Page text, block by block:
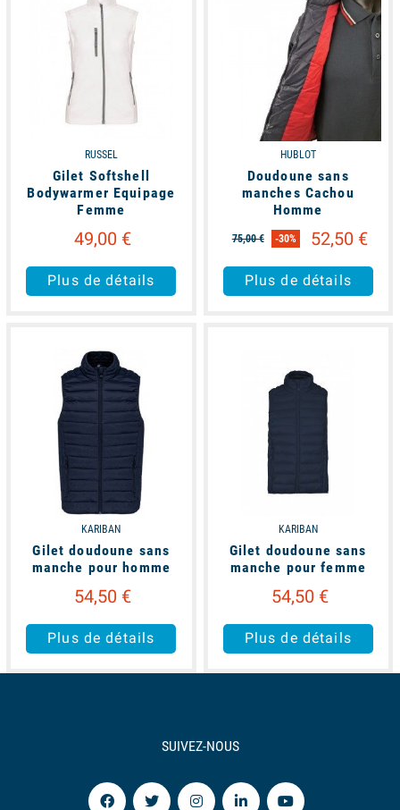
RUSSEL
Gilet Softshell
Bodywarmer Equipage
Femme
49,00 €
Plus de détails
HUBLOT
Doudoune sans
manches Cachou
Homme
75,00 € -30% 52,50 €
Plus de détails
KARIBAN
Gilet doudoune sans
manche pour homme
54,50 €
Plus de détails
KARIBAN
Gilet doudoune sans
manche pour femme
54,50 €
Plus de détails
SUIVEZ-NOUS